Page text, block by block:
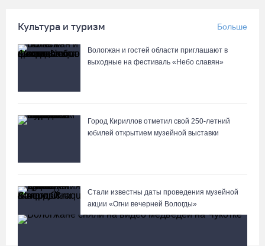
Культура и туризм Больше
Вологжан и гостей области приглашают в
выходные на фестиваль «Небо славян»
Город Кириллов отметил свой 250-летний
юбилей открытием музейной выставки
Стали известны даты проведения музейной
акции «Огни вечерней Вологды»